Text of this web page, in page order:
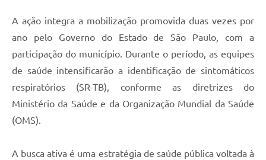
Legislação
IPTU Selo Verde
Notícias
Contato
A ação integra a mobilização promovida duas vezes por
ano pelo Governo do Estado de São Paulo, com a
participação do município. Durante o período, as equipes
de saúde intensificarão a identificação de sintomáticos
respiratórios (SR-TB), conforme as diretrizes do
Ministério da Saúde e da Organização Mundial da Saúde
(OMS).
A busca ativa é uma estratégia de saúde pública voltada à